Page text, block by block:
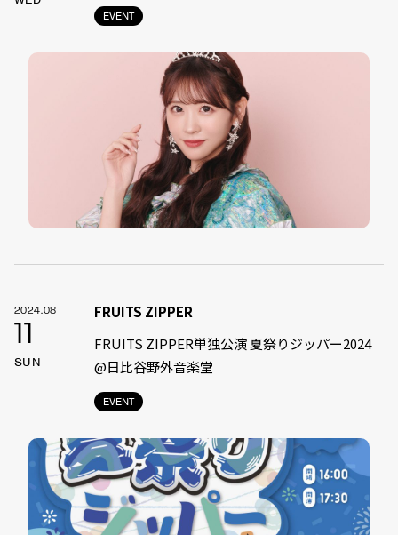
EVENT
2024.08
11
SUN
EVENT
FRUITS ZIPPER
FRUITS ZIPPER単独公演 夏祭りジッパー2024
@日比谷野外音楽堂